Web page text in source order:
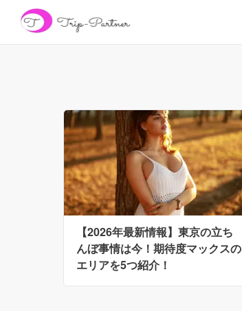
【2026年最新情報】東京の立ち
んぼ事情は今！期待度マックスの
エリアを5つ紹介！